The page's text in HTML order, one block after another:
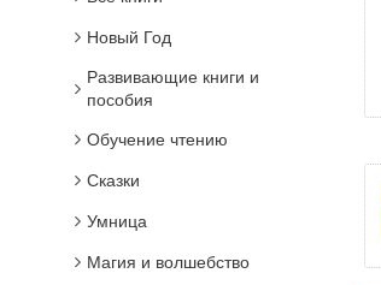
Новый Год
Развивающие книги и
пособия
Обучение чтению
Сказки
Умница
Магия и волшебство